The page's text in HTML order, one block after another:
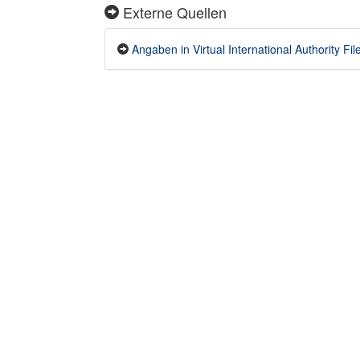
Externe Quellen
Angaben in Virtual International Authority